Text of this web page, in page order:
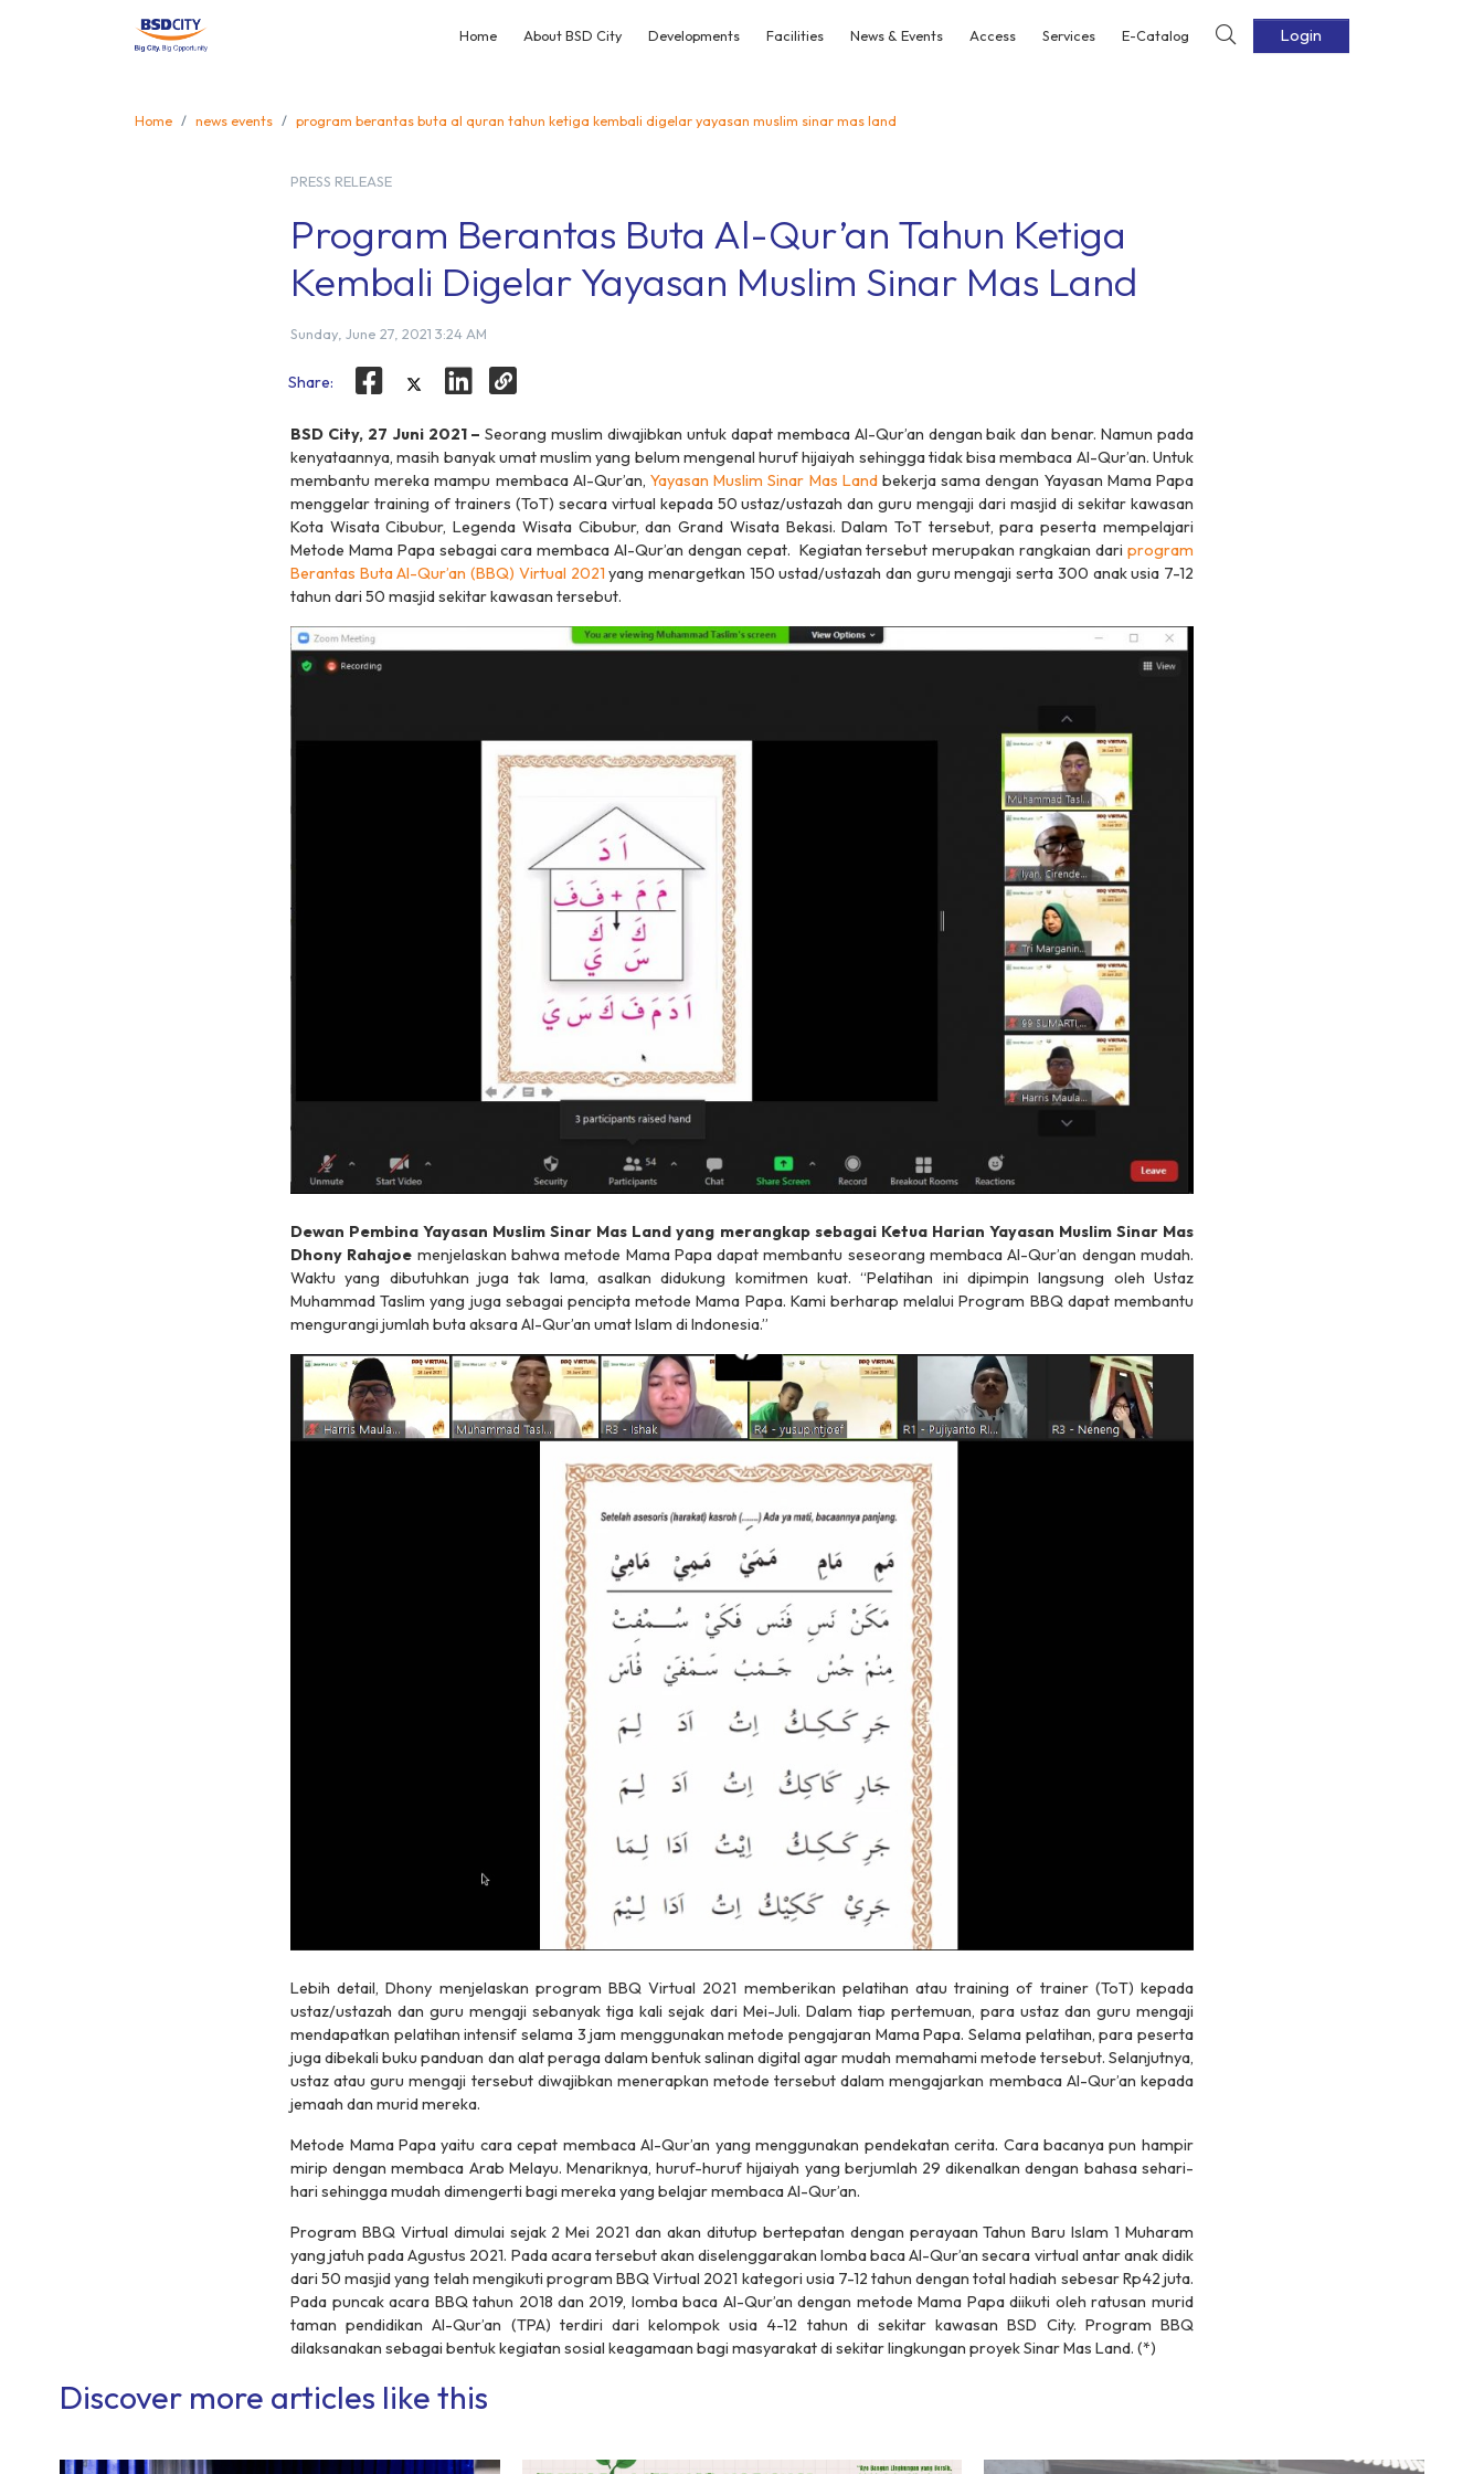
Home About BSD City Developments Facilities News & Events Access Services E-Catalog Login
Home news events program berantas buta al quran tahun ketiga kembali digelar yayasan muslim sinar mas land
PRESS RELEASE
Program Berantas Buta Al-Qur’an Tahun Ketiga
Kembali Digelar Yayasan Muslim Sinar Mas Land
Sunday, June 27, 2021 3:24 AM
Share:
BSD City, 27 Juni 2021 – Seorang muslim diwajibkan untuk dapat membaca Al-Qur’an dengan baik dan benar. Namun pada
kenyataannya, masih banyak umat muslim yang belum mengenal huruf hijaiyah sehingga tidak bisa membaca Al-Qur’an. Untuk
membantu mereka mampu membaca Al-Qur’an, Yayasan Muslim Sinar Mas Landbekerja sama dengan Yayasan Mama Papa
menggelar training of trainers (ToT) secara virtual kepada 50 ustaz/ustazah dan guru mengaji dari masjid di sekitar kawasan
Kota Wisata Cibubur, Legenda Wisata Cibubur, dan Grand Wisata Bekasi. Dalam ToT tersebut, para peserta mempelajari
Metode Mama Papa sebagai cara membaca Al-Qur’an dengan cepat. Kegiatan tersebut merupakan rangkaian dari program
Berantas Buta Al-Qur’an (BBQ) Virtual 2021 yang menargetkan 150 ustad/ustazah dan guru mengaji serta 300 anak usia 7-12
tahun dari 50 masjid sekitar kawasan tersebut.
Dewan Pembina Yayasan Muslim Sinar Mas Land yang merangkap sebagai Ketua Harian Yayasan Muslim Sinar Mas
Dhony Rahajoe menjelaskan bahwa metode Mama Papa dapat membantu seseorang membaca Al-Qur’an dengan mudah.
Waktu yang dibutuhkan juga tak lama, asalkan didukung komitmen kuat. “Pelatihan ini dipimpin langsung oleh Ustaz
Muhammad Taslim yang juga sebagai pencipta metode Mama Papa. Kami berharap melalui Program BBQ dapat membantu
mengurangi jumlah buta aksara Al-Qur’an umat Islam di Indonesia.”
Lebih detail, Dhony menjelaskan program BBQ Virtual 2021 memberikan pelatihan atautraining of trainer(ToT) kepada
ustaz/ustazah dan guru mengaji sebanyak tiga kali sejak dari Mei-Juli. Dalam tiap pertemuan, para ustaz dan guru mengaji
mendapatkan pelatihan intensif selama 3 jam menggunakan metode pengajaran Mama Papa. Selama pelatihan, para peserta
juga dibekali buku panduan dan alat peraga dalam bentuk salinan digital agar mudah memahami metode tersebut. Selanjutnya,
ustaz atau guru mengaji tersebut diwajibkan menerapkan metode tersebut dalam mengajarkan membaca Al-Qur’an kepada
jemaah dan murid mereka.
Metode Mama Papa yaitu cara cepat membaca Al-Qur’an yang menggunakan pendekatan cerita. Cara bacanya pun hampir
mirip dengan membaca Arab Melayu. Menariknya, huruf-huruf hijaiyah yang berjumlah 29 dikenalkan dengan bahasa sehari-
hari sehingga mudah dimengerti bagi mereka yang belajar membaca Al-Qur’an.
Program BBQ Virtual dimulai sejak 2 Mei 2021 dan akan ditutup bertepatan dengan perayaan Tahun Baru Islam 1 Muharam
yang jatuh pada Agustus 2021. Pada acara tersebut akan diselenggarakan lomba baca Al-Qur’an secara virtual antar anak didik
dari 50 masjid yang telah mengikuti program BBQ Virtual 2021 kategori usia 7-12 tahun dengan total hadiah sebesar Rp42 juta.
Pada puncak acara BBQ tahun 2018 dan 2019, lomba baca Al-Qur’an dengan metode Mama Papa diikuti oleh ratusan murid
taman pendidikan Al-Qur’an (TPA) terdiri dari kelompok usia 4-12 tahun di sekitar kawasan BSD City. Program BBQ
dilaksanakan sebagai bentuk kegiatan sosial keagamaan bagi masyarakat di sekitar lingkungan proyek Sinar Mas Land. (*)
Discover more articles like this